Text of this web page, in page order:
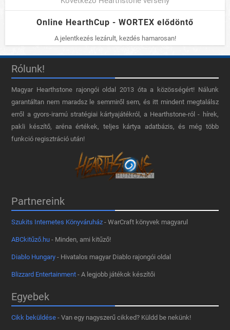
Online HearthCup - WORTEX elődöntő
A jelentkezés lezárult, kezdés hamarosan!
Rólunk!
Magyar Hearthstone​ rajongói oldal 2013 óta a közösségért! Nálunk
garantáltan nem maradsz le semmiről sem, és itt mindent megtalálsz
erről a gyors-iramú stratégiai kártyajátékról, a Hearthstone-ról - hírek,
pakli készítő, aréna értékek, teljes kártya adatbázis, és még több
funkció regisztráció után!
Partnereink
Szukits Internetes Könyváruház - WarCraft könyvek magyarul
ABCkitűző.hu - Minden, ami kitűző!
Diablo Hungary - Hivatalos magyar Diablo rajongói oldal
Blizzard Entertainment - A legjobb játékok készítői
Egyebek
Cikk beküldése - Van egy nagyszerű cikked? Küldd be nekünk!